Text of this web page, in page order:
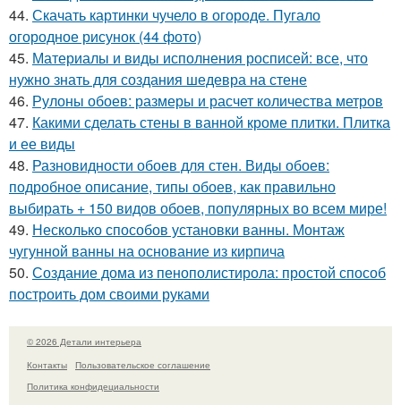
44. Скачать картинки чучело в огороде. Пугало
огородное рисунок (44 фото)
45. Материалы и виды исполнения росписей: все, что
нужно знать для создания шедевра на стене
46. Рулоны обоев: размеры и расчет количества метров
47. Какими сделать стены в ванной кроме плитки. Плитка
и ее виды
48. Разновидности обоев для стен. Виды обоев:
подробное описание, типы обоев, как правильно
выбирать + 150 видов обоев, популярных во всем мире!
49. Несколько способов установки ванны. Монтаж
чугунной ванны на основание из кирпича
50. Создание дома из пенополистирола: простой способ
построить дом своими руками
© 2026 Детали интерьера
Контакты
Пользовательское соглашение
Политика конфидециальности